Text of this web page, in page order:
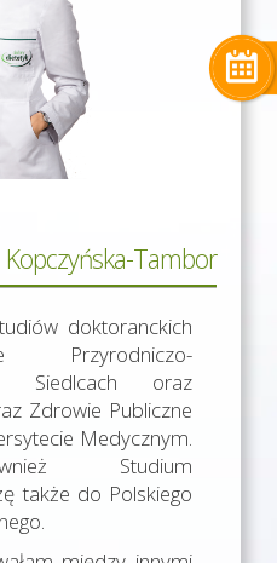
Tambor
doktoranckich
Przyrodniczo-
Siedlcach oraz
Zdrowie Publiczne
Medycznym.
Studium
także do Polskiego